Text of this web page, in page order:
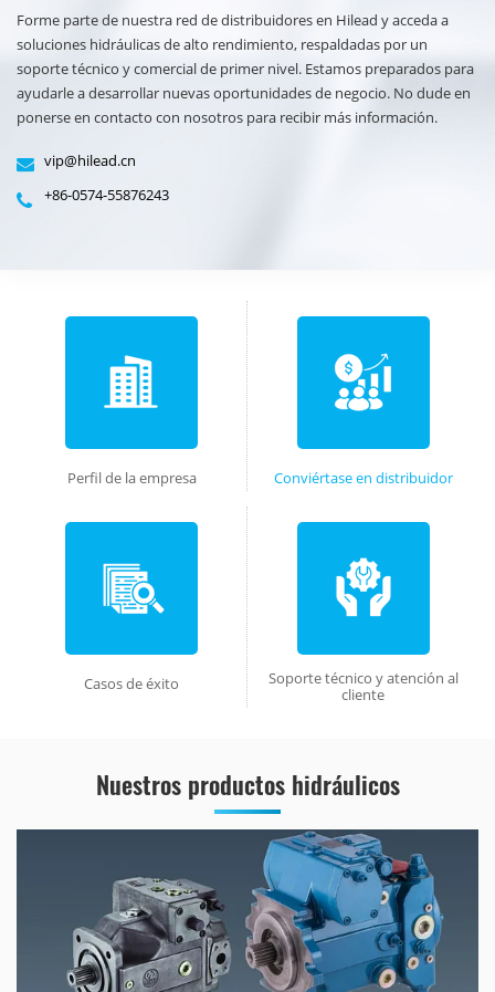
Forme parte de nuestra red de distribuidores en Hilead y acceda a
soluciones hidráulicas de alto rendimiento, respaldadas por un
soporte técnico y comercial de primer nivel. Estamos preparados para
ayudarle a desarrollar nuevas oportunidades de negocio. No dude en
ponerse en contacto con nosotros para recibir más información.
vip@hilead.cn
+86-0574-55876243
Perfil de la empresa Conviértase en distribuidor
Casos de éxito
Soporte técnico y atención al
cliente
Nuestros productos hidráulicos